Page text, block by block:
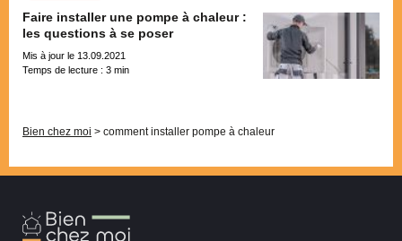
Faire installer une pompe à chaleur :
les questions à se poser
Mis à jour le 13.09.2021
Temps de lecture : 3 min
Bien chez moi > comment installer pompe à chaleur
Bien
Chez